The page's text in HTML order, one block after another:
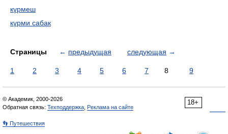
күрмеш
күрми сабак
Страницы ← предыдущая следующая →
1 2 3 4 5 6 7 8 9
18+
© Академик, 2000-2026
Обратная связь: Техподдержка Реклама на сайте
👣 Путешествия